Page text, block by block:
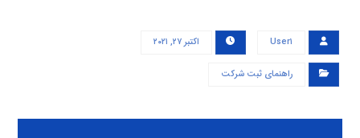
User۱ اکتبر ۲۷, ۲۰۲۱
راهنمای ثبت شرکت